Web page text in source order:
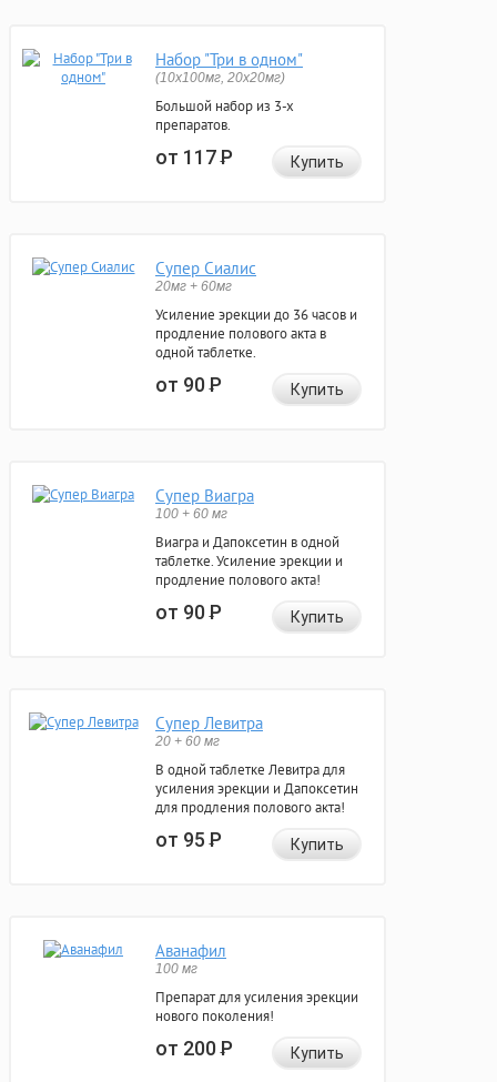
Набор "Три в одном"
(10x100мг, 20x20мг)
Большой набор из 3-х
препаратов.
от 117Р Купить
Супер Сиалис
20мг + 60мг
Усиление эрекции до 36 часов и
продление полового акта в
одной таблетке.
от 90Р Купить
Супер Виагра
100 + 60 мг
Виагра и Дапоксетин в одной
таблетке. Усиление эрекции и
продление полового акта!
от 90Р Купить
Супер Левитра
20 + 60 мг
В одной таблетке Левитра для
усиления эрекции и Дапоксетин
для продления полового акта!
от 95Р Купить
Аванафил
100 мг
Препарат для усиления эрекции
нового поколения!
от 200Р Купить